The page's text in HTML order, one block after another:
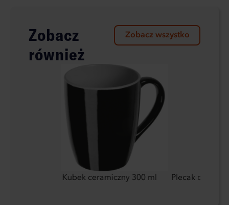
Zobacz
również
Zobacz wszystko
Kubek ceramiczny 300 ml Plecak